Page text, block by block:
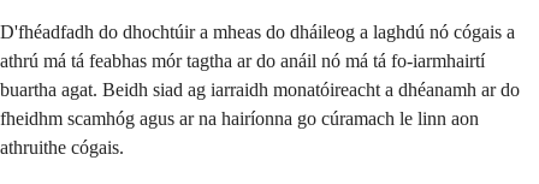
D'fhéadfadh do dhochtúir a mheas do dháileog a laghdú nó cógais a
athrú má tá feabhas mór tagtha ar do anáil nó má tá fo-iarmhairtí
buartha agat. Beidh siad ag iarraidh monatóireacht a dhéanamh ar do
fheidhm scamhóg agus ar na hairíonna go cúramach le linn aon
athruithe cógais.